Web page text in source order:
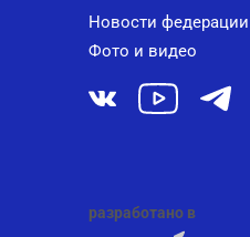
Новости федерации
Фото и видео
разработано в